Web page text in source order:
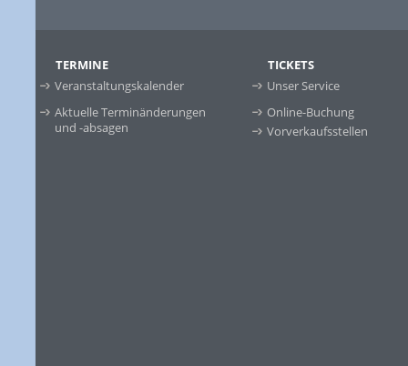
TERMINE
Veranstaltungskalender
Aktuelle Terminänderungen
und -absagen
TICKETS
Unser Service
Online-Buchung
Vorverkaufsstellen